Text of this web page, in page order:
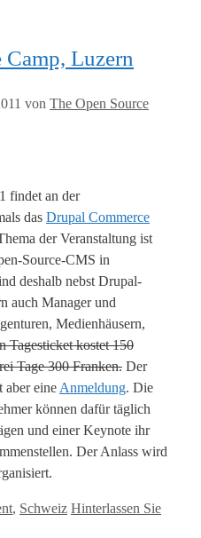
Luzern
von The Open Source
findet an der
das Drupal Commerce
der Veranstaltung ist
Source-CMS in
deshalb nebst Drupal-
auch Manager und
Medienhäusern,
Tagesticket kostet 150
Tage 300 Franken. Der
aber eine Anmeldung. Die
können dafür täglich
und einer Keynote ihr
Der Anlass wird
, Schweiz Hinterlassen Sie